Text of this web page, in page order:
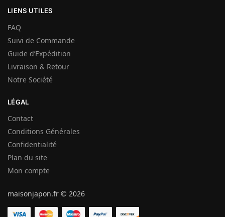
LIENS UTILES
FAQ
Suivi de Commande
Guide d’Expédition
Livraison & Retour
Notre Société
LÉGAL
Contact
Conditions Générales
Confidentialité
Plan du site
Mon compte
maisonjapon.fr © 2026